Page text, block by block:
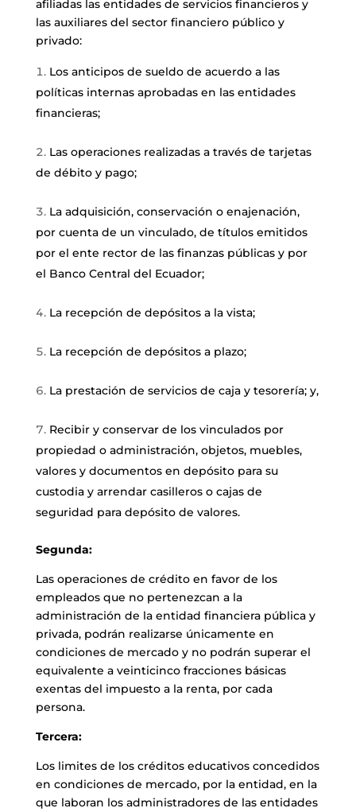
afiliadas las entidades de servicios financieros y
las auxiliares del sector financiero público y
privado:
Los anticipos de sueldo de acuerdo a las
políticas internas aprobadas en las entidades
financieras;
Las operaciones realizadas a través de tarjetas
de débito y pago;
La adquisición, conservación o enajenación,
por cuenta de un vinculado, de títulos emitidos
por el ente rector de las finanzas públicas y por
el Banco Central del Ecuador;
La recepción de depósitos a la vista;
La recepción de depósitos a plazo;
La prestación de servicios de caja y tesorería; y,
Recibir y conservar de los vinculados por
propiedad o administración, objetos, muebles,
valores y documentos en depósito para su
custodia y arrendar casilleros o cajas de
seguridad para depósito de valores.
Segunda:
Las operaciones de crédito en favor de los
empleados que no pertenezcan a la
administración de la entidad financiera pública y
privada, podrán realizarse únicamente en
condiciones de mercado y no podrán superar el
equivalente a veinticinco fracciones básicas
exentas del impuesto a la renta, por cada
persona.
Tercera:
Los limites de los créditos educativos concedidos
en condiciones de mercado, por la entidad, en la
que laboran los administradores de las entidades